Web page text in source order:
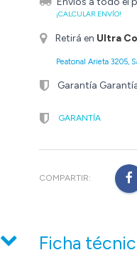
¡CALCULAR ENVÍO!
Retirá en Ultra
Peatonal Arieta 3205,
Garantía
GARANTÍA
COMPARTIR:
Ficha